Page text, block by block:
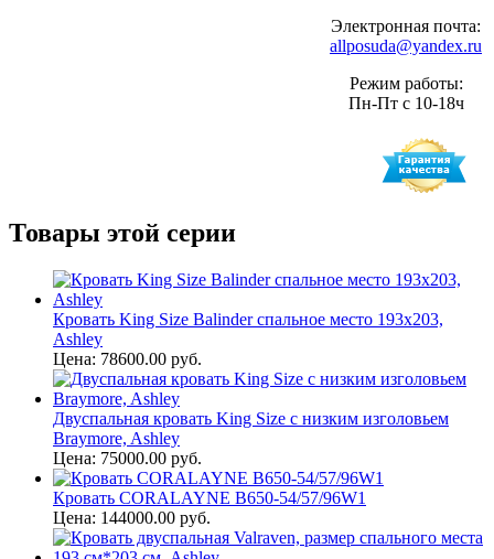
Электронная почта:
allposuda@yandex.ru
Режим работы:
Пн-Пт с 10-18ч
Товары этой серии
Кровать King Size Balinder спальное место 193х203,
Ashley
Цена: 78600.00 руб.
Двуспальная кровать King Size с низким изголовьем
Braymore, Ashley
Цена: 75000.00 руб.
Кровать CORALAYNE B650-54/57/96W1
Цена: 144000.00 руб.